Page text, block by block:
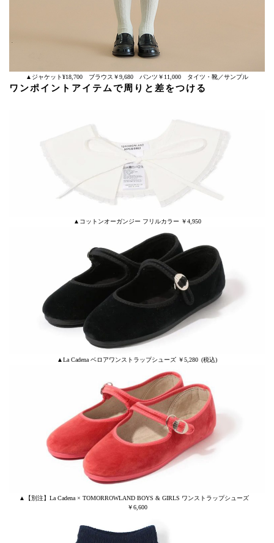
▲ジャケット¥18,700 ブラウス￥9,680 パンツ￥11,000 タイツ・靴／サンプル
ワンポイントアイテムで周りと差をつける
▲コットンオーガンジー フリルカラー ￥4,950
▲La Cadena ベロアワンストラップシューズ ￥5,280 (税込)
▲【別注】La Cadena × TOMORROWLAND BOYS & GIRLS ワンストラップシューズ
￥6,600